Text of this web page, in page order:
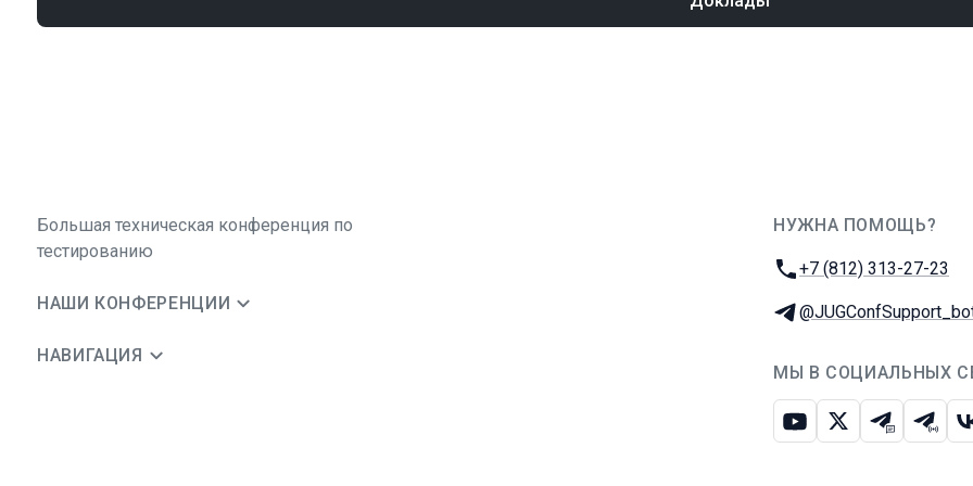
Большая техническая конференция по
тестированию
НАШИ КОНФЕРЕНЦИИ
НАВИГАЦИЯ
НУЖНА ПОМОЩЬ?
Телефон:
+7 (812) 313-27-23
Телеграм:
МЫ В СОЦИАЛЬНЫХ
ЮтубИкс Телеграм-